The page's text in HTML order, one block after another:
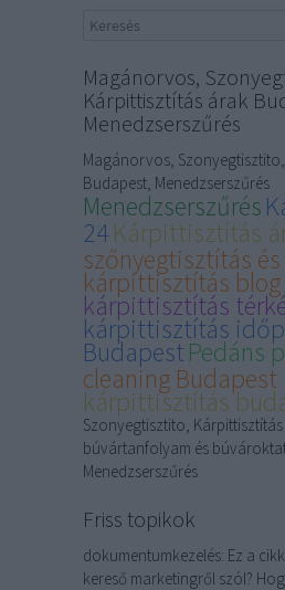
Magánorvos,
Kárpittisztítás árak
Menedzserszűrés
Magánorvos,
Budapest, Menedzserszűrés
Menedzserszűrés
24Kárpittisztítás
szőnyegtisztítás és
kárpittisztítás blog
kárpittisztítás
kárpittisztítás
BudapestPedáns
cleaning Budapest
kárpittisztítás
Szonyegtisztito,
búvártanfolyam és
Menedzserszűrés
Friss topikok
dokumentumkezelés: Ez a
kereső marketingről szól?